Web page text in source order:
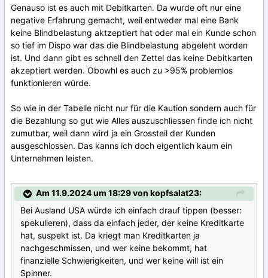
Genauso ist es auch mit Debitkarten. Da wurde oft nur eine
negative Erfahrung gemacht, weil entweder mal eine Bank
keine Blindbelastung aktzeptiert hat oder mal ein Kunde schon
so tief im Dispo war das die Blindbelastung abgeleht worden
ist. Und dann gibt es schnell den Zettel das keine Debitkarten
akzeptiert werden. Obowhl es auch zu >95% problemlos
funktionieren würde.
So wie in der Tabelle nicht nur für die Kaution sondern auch für
die Bezahlung so gut wie Alles auszuschliessen finde ich nicht
zumutbar, weil dann wird ja ein Grossteil der Kunden
ausgeschlossen. Das kanns ich doch eigentlich kaum ein
Unternehmen leisten.
Am 11.9.2024 um 18:29 von kopfsalat23:
Bei Ausland USA würde ich einfach drauf tippen (besser:
spekulieren), dass da einfach jeder, der keine Kreditkarte
hat, suspekt ist. Da kriegt man Kreditkarten ja
nachgeschmissen, und wer keine bekommt, hat
finanzielle Schwierigkeiten, und wer keine will ist ein
Spinner.